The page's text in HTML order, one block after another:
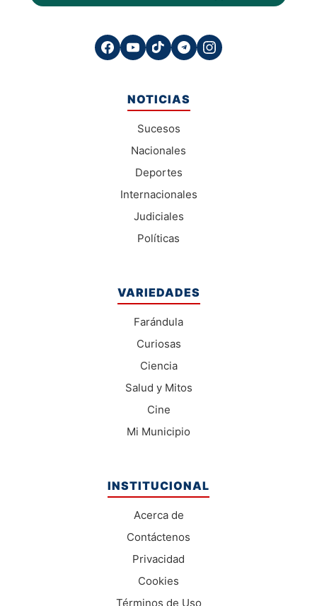
NOTICIAS
Sucesos
Nacionales
Deportes
Internacionales
Judiciales
Políticas
VARIEDADES
Farándula
Curiosas
Ciencia
Salud y Mitos
Cine
Mi Municipio
INSTITUCIONAL
Acerca de
Contáctenos
Privacidad
Cookies
Términos de Uso